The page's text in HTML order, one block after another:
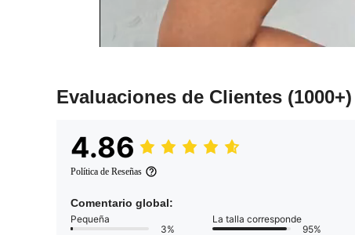
Evaluaciones de Clientes (1000+)
4.86
Política de Reseñas
Comentario global:
Pequeña
3%
La talla corresponde
95%